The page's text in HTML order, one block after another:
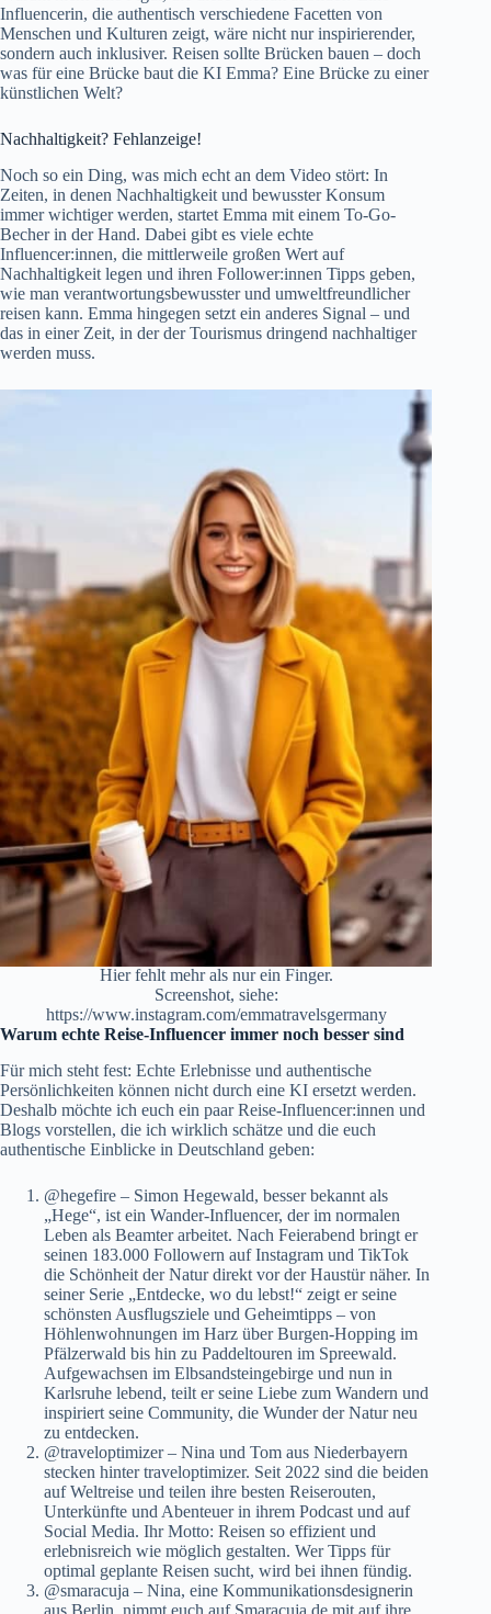
Influencerin, die authentisch verschiedene Facetten von
Menschen und Kulturen zeigt, wäre nicht nur inspirierender,
sondern auch inklusiver. Reisen sollte Brücken bauen – doch
was für eine Brücke baut die KI Emma? Eine Brücke zu einer
künstlichen Welt?
Nachhaltigkeit? Fehlanzeige!
Noch so ein Ding, was mich echt an dem Video stört: In
Zeiten, in denen Nachhaltigkeit und bewusster Konsum
immer wichtiger werden, startet Emma mit einem To-Go-
Becher in der Hand. Dabei gibt es viele echte
Influencer:innen, die mittlerweile großen Wert auf
Nachhaltigkeit legen und ihren Follower:innen Tipps geben,
wie man verantwortungsbewusster und umweltfreundlicher
reisen kann. Emma hingegen setzt ein anderes Signal – und
das in einer Zeit, in der der Tourismus dringend nachhaltiger
werden muss.
Hier fehlt mehr als nur ein Finger.
Screenshot, siehe:
https://www.instagram.com/emmatravelsgermany
Warum echte Reise-Influencer immer noch besser sind
Für mich steht fest: Echte Erlebnisse und authentische
Persönlichkeiten können nicht durch eine KI ersetzt werden.
Deshalb möchte ich euch ein paar Reise-Influencer:innen und
Blogs vorstellen, die ich wirklich schätze und die euch
authentische Einblicke in Deutschland geben:
@hegefire – Simon Hegewald, besser bekannt als
„Hege“, ist ein Wander-Influencer, der im normalen
Leben als Beamter arbeitet. Nach Feierabend bringt er
seinen 183.000 Followern auf Instagram und TikTok
die Schönheit der Natur direkt vor der Haustür näher. In
seiner Serie „Entdecke, wo du lebst!“ zeigt er seine
schönsten Ausflugsziele und Geheimtipps – von
Höhlenwohnungen im Harz über Burgen-Hopping im
Pfälzerwald bis hin zu Paddeltouren im Spreewald.
Aufgewachsen im Elbsandsteingebirge und nun in
Karlsruhe lebend, teilt er seine Liebe zum Wandern und
inspiriert seine Community, die Wunder der Natur neu
zu entdecken.
@traveloptimizer– Nina und Tom aus Niederbayern
stecken hinter traveloptimizer. Seit 2022 sind die beiden
auf Weltreise und teilen ihre besten Reiserouten,
Unterkünfte und Abenteuer in ihrem Podcast und auf
Social Media. Ihr Motto: Reisen so effizient und
erlebnisreich wie möglich gestalten. Wer Tipps für
optimal geplante Reisen sucht, wird bei ihnen fündig.
@smaracuja – Nina, eine Kommunikationsdesignerin
aus Berlin, nimmt euch auf Smaracuja.de mit auf ihre